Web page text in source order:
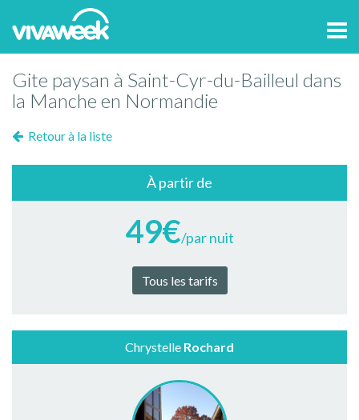
Gite paysan à Saint-Cyr-du-Bailleul dans
la Manche en Normandie
Retour à la liste
À partir de
49€/par nuit
Tous les tarifs
Chrystelle Rochard